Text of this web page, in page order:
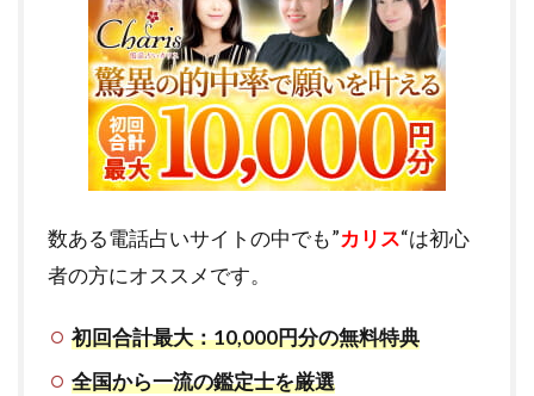
数ある電話占いサイトの中でも”カリス“は初心
者の方にオススメです。
初回合計最大：10,000円分の無料特典
全国から一流の鑑定士を厳選